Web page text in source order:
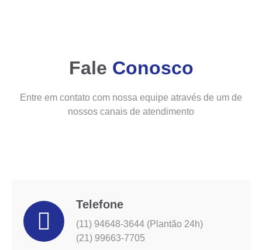
Fale Conosco
Entre em contato com nossa equipe através de um de
nossos canais de atendimento
Telefone
(11) 94648-3644 (Plantão 24h)
(21) 99663-7705